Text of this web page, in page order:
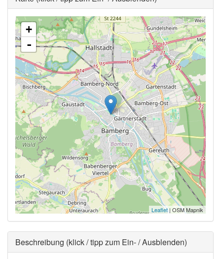
+
-
Leaflet | OSM Mapnik
Ausblenden
Beschreibung (klick / tipp zum Ein- / Ausblenden)